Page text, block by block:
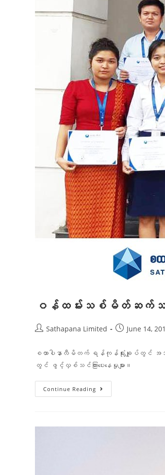
ဝန်ထမ်းသစ်မိတ်ဆက်
Sathapana Limited June 14,
စထာပါနာလီမိတက် ရန်ကုန်ရုံးချုပ်တွင်
တွင် ဖွင့်လှစ်သင်ကြားပေးနေမှုများ။
Continue Reading